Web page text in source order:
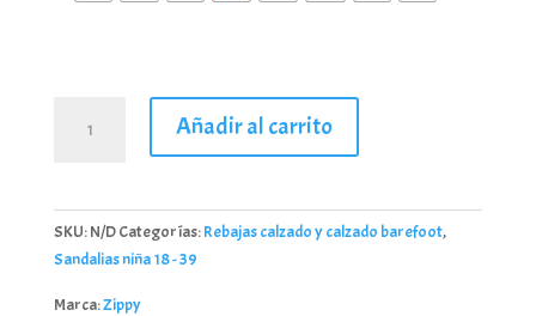
_26008
cantidad
Añadir al carrito
SKU:N/DCategorías:Rebajas calzado y calzado barefoot,
Sandalias niña 18 - 39
Marca:Zippy